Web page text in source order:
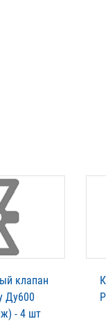
клапан
Ду600
- 4 шт